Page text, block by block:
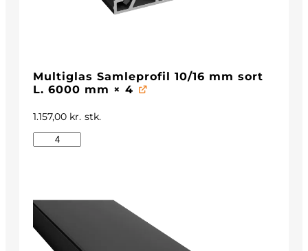
Multiglas Samleprofil 10/16 mm sort
L. 6000 mm × 4
1.157,00 kr. stk.